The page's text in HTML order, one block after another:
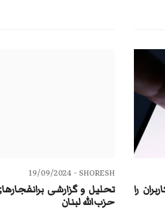
را
SHORESH -
19/09/2024
تحلیل و گزارشی
حزب‌الله لبنان